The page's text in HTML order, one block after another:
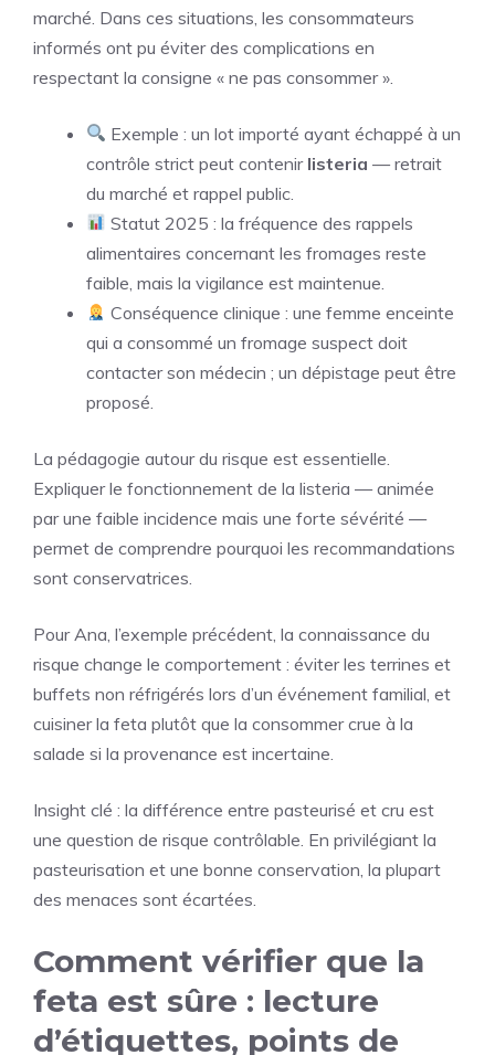
marché. Dans ces situations, les consommateurs
informés ont pu éviter des complications en
respectant la consigne « ne pas consommer ».
Exemple : un lot importé ayant échappé à un
contrôle strict peut contenir listeria — retrait
du marché et rappel public.
Statut 2025 : la fréquence des rappels
alimentaires concernant les fromages reste
faible, mais la vigilance est maintenue.
Conséquence clinique : une femme enceinte
qui a consommé un fromage suspect doit
contacter son médecin ; un dépistage peut être
proposé.
La pédagogie autour du risque est essentielle.
Expliquer le fonctionnement de la listeria — animée
par une faible incidence mais une forte sévérité —
permet de comprendre pourquoi les recommandations
sont conservatrices.
Pour Ana, l’exemple précédent, la connaissance du
risque change le comportement : éviter les terrines et
buffets non réfrigérés lors d’un événement familial, et
cuisiner la feta plutôt que la consommer crue à la
salade si la provenance est incertaine.
Insight clé : la différence entre pasteurisé et cru est
une question de risque contrôlable. En privilégiant la
pasteurisation et une bonne conservation, la plupart
des menaces sont écartées.
Comment vérifier que la
feta est sûre : lecture
d’étiquettes, points de